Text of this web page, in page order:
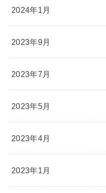
2024年1月
2023年9月
2023年7月
2023年5月
2023年4月
2023年1月